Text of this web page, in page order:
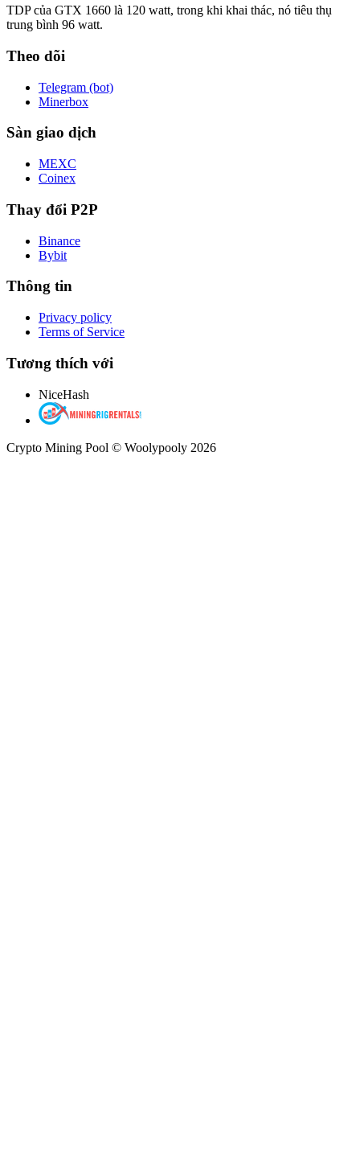
TDP của GTX 1660 là 120 watt, trong khi khai thác, nó tiêu thụ
trung bình 96 watt.
Theo dõi
Telegram (bot)
Minerbox
Sàn giao dịch
MEXC
Coinex
Thay đổi P2P
Binance
Bybit
Thông tin
Privacy policy
Terms of Service
Tương thích với
NiceHash
Crypto Mining Pool © Woolypooly 2026